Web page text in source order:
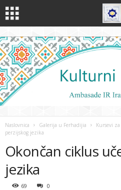
Naslovnica Galerija u Ferhadijia Kursevi
perzijskog jezika
Okončan ciklus
jezika
69 0